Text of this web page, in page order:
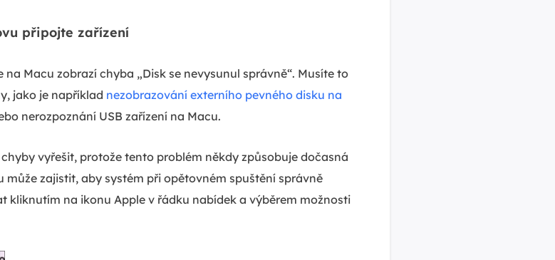
připojte zařízení
na Macu zobrazí chyba „Disk se nevysunul správně“. Musíte to
jako je například nezobrazování externího pevného disku na
nerozpoznání USB zařízení na Macu.
vyřešit, protože tento problém někdy způsobuje dočasná
zajistit, aby systém při opětovném spuštění správně
kliknutím na ikonu Apple v řádku nabídek a výběrem možnosti